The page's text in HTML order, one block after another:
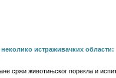
неколико истраживачких области:
сржи животињског порекла и